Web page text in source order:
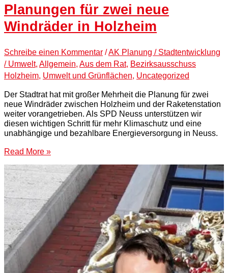
Planungen für zwei neue
Windräder in Holzheim
Schreibe einen Kommentar /AK Planung / Stadtentwicklung
/ Umwelt, Allgemein, Aus dem Rat, Bezirksausschuss
Holzheim, Umwelt und Grünflächen, Uncategorized
Der Stadtrat hat mit großer Mehrheit die Planung für zwei
neue Windräder zwischen Holzheim und der Raketenstation
weiter vorangetrieben. Als SPD Neuss unterstützen wir
diesen wichtigen Schritt für mehr Klimaschutz und eine
unabhängige und bezahlbare Energieversorgung in Neuss.
Read More »